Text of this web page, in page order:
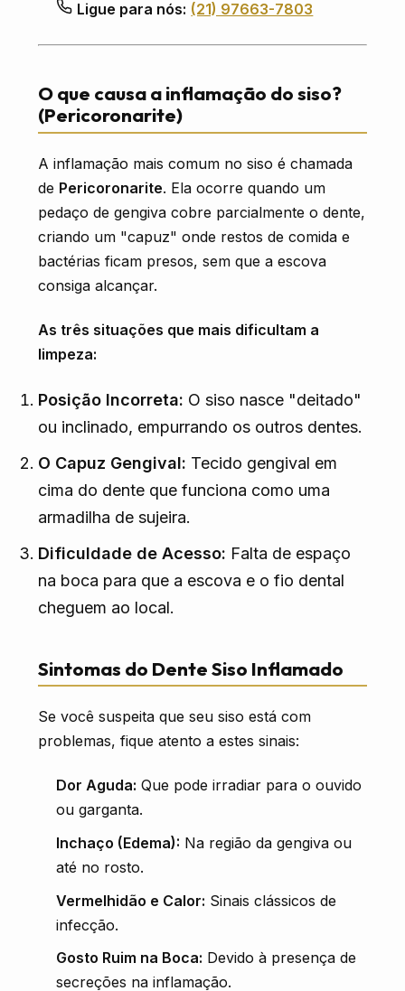
Ligue para nós: (21) 97663-7803
O que causa a inflamação do siso?
(Pericoronarite)
A inflamação mais comum no siso é chamada
de Pericoronarite. Ela ocorre quando um
pedaço de gengiva cobre parcialmente o dente,
criando um "capuz" onde restos de comida e
bactérias ficam presos, sem que a escova
consiga alcançar.
As três situações que mais dificultam a
limpeza:
Posição Incorreta: O siso nasce "deitado"
ou inclinado, empurrando os outros dentes.
O Capuz Gengival: Tecido gengival em
cima do dente que funciona como uma
armadilha de sujeira.
Dificuldade de Acesso: Falta de espaço
na boca para que a escova e o fio dental
cheguem ao local.
Sintomas do Dente Siso Inflamado
Se você suspeita que seu siso está com
problemas, fique atento a estes sinais:
Dor Aguda: Que pode irradiar para o ouvido
ou garganta.
Inchaço (Edema): Na região da gengiva ou
até no rosto.
Vermelhidão e Calor: Sinais clássicos de
infecção.
Gosto Ruim na Boca: Devido à presença de
secreções na inflamação.